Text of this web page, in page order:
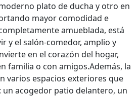
plato de ducha y otro en
mayor comodidad e
amueblada, está
y el salón-comedor, amplio y
en el corazón del hogar,
familia o con amigos.Además, la
varios espacios exteriores que
un acogedor patio delantero, un